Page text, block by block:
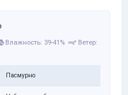
Влажность: 39-41%
Ветер:
Пасмурно